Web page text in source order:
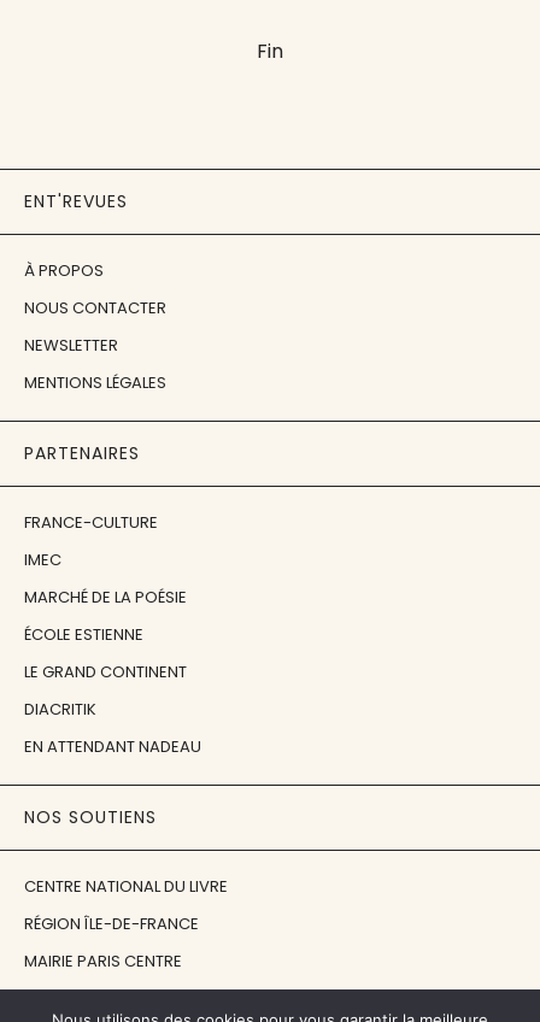
Fin
ENT'REVUES
À PROPOS
NOUS CONTACTER
NEWSLETTER
MENTIONS LÉGALES
PARTENAIRES
FRANCE-CULTURE
IMEC
MARCHÉ DE LA POÉSIE
ÉCOLE ESTIENNE
LE GRAND CONTINENT
DIACRITIK
EN ATTENDANT NADEAU
NOS SOUTIENS
CENTRE NATIONAL DU LIVRE
RÉGION ÎLE-DE-FRANCE
MAIRIE PARIS CENTRE